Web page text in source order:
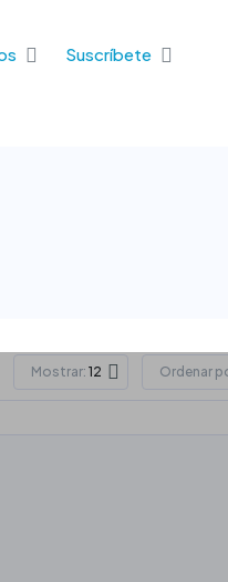
Suscríbete
Mostrar: 12 Ordenar